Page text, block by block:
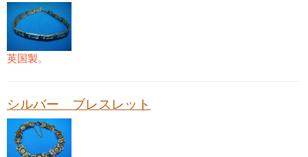
英国製。
シルバー ブレスレット